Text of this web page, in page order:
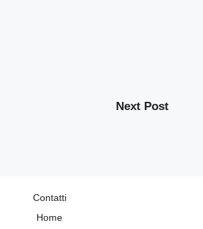
Next Post
Contatti
Home